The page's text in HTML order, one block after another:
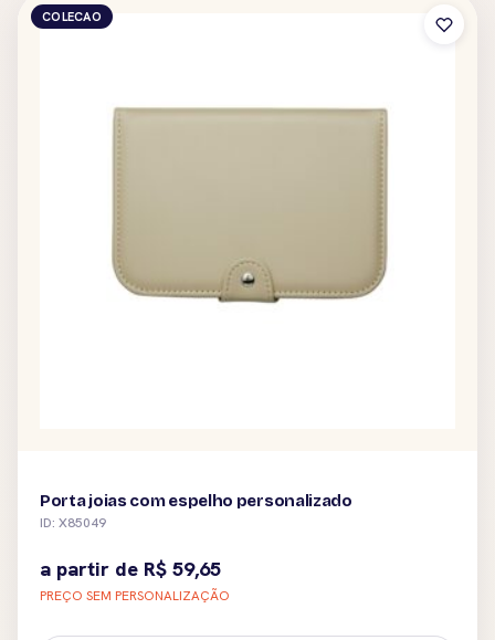
COLECAO
Porta joias com espelho personalizado
ID: X85049
a partir de R$ 59,65
PREÇO SEM PERSONALIZAÇÃO